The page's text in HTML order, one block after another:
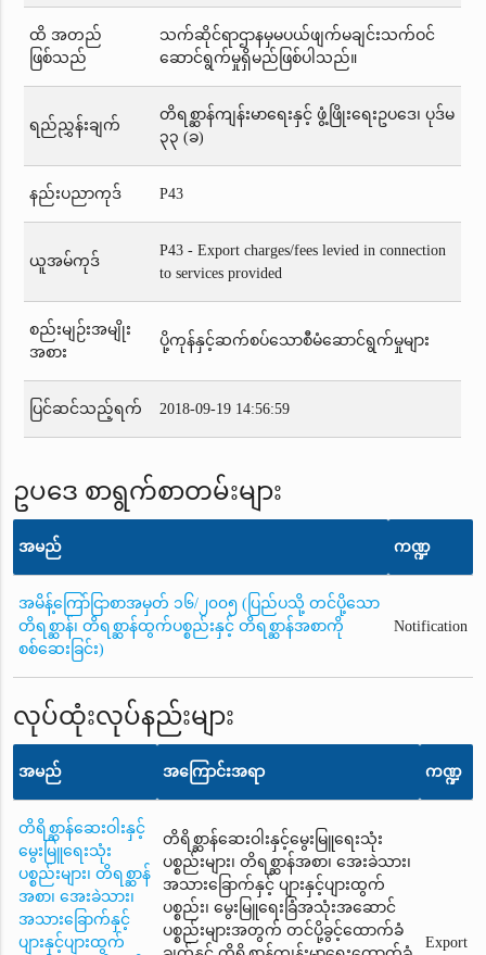
ထိ အတည်
ဖြစ်သည်
သက်ဆိုင်ရာဌာနမှမပယ်ဖျက်မချင်းသက်ဝင်
ဆောင်ရွက်မှုရှိမည်ဖြစ်ပါသည်။
ရည်ညွှန်းချက်
တိရစ္ဆာန်ကျန်းမာရေးနှင့် ဖွံ့ဖြိုးရေးဥပဒေ၊ ပုဒ်မ
၃၃ (ခ)
နည်းပညာကုဒ် P43
ယူအမ်ကုဒ်
P43 - Export charges/fees levied in connection
to services provided
စည်းမျဉ်းအမျိုး
အစား
ပို့ကုန်နှင့်ဆက်စပ်သောစီမံဆောင်ရွက်မှုများ
ပြင်ဆင်သည့်ရက် 2018-09-19 14:56:59
ဥပဒေ စာရွက်စာတမ်းများ
အမည် ကဏ္ဍ
အမိန့်ကြော်ငြာစာအမှတ် ၁၆/၂၀၀၅ (ပြည်ပသို့ တင်ပို့သော
တိရစ္ဆာန်၊ တိရစ္ဆာန်ထွက်ပစ္စည်းနှင့် တိရစ္ဆာန်အစာကို
စစ်ဆေးခြင်း)
Notification
လုပ်ထုံးလုပ်နည်းများ
အမည် အကြောင်းအရာ ကဏ္ဍ
တိရိစ္ဆာန်ဆေးဝါးနှင့်
မွေးမြူရေးသုံး
ပစ္စည်းများ၊ တိရစ္ဆာန်
အစာ၊ အေးခဲသား၊
အသားခြောက်နှင့်
ပျားနှင့်ပျားထွက်
တိရိစ္ဆာန်ဆေးဝါးနှင့်မွေးမြူရေးသုံး
ပစ္စည်းများ၊ တိရစ္ဆာန်အစာ၊ အေးခဲသား၊
အသားခြောက်နှင့် ပျားနှင့်ပျားထွက်
ပစ္စည်း၊ မွေးမြူရေးခြံအသုံးအဆောင်
ပစ္စည်းများအတွက် တင်ပို့ခွင့်ထောက်ခံ
Export